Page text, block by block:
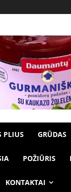
PLIUS GRŪDAS
POŽIŪRIS
KONTAKTAI